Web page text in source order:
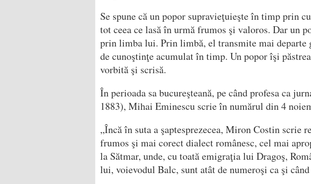
Se spune că un popor supravieţuieşte în timp prin
tot ceea ce lasă în urmă frumos şi valoros. Dar un
prin limba lui. Prin limbă, el transmite mai
de cunoştinţe acumulat în timp. Un popor îşi
vorbită şi scrisă.
În perioada sa bucureşteană, pe când profesa ca
1883), Mihai Eminescu scrie în numărul din 4
„Încă în suta a şaptesprezecea, Miron Costin scrie
frumos şi mai corect dialect românesc, cel mai
la Sătmar, unde, cu toată emigraţia lui Dragoş,
lui, voievodul Balc, sunt atât de numeroşi ca şi